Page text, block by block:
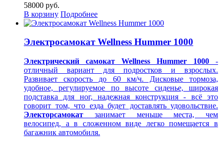
58000 руб.
В корзину Подробнее
Электросамокат Wellness Hummer 1000
Электрический самокат Wellness Hummer 1000 -
отличный вариант для подростков и взрослых.
Развивает скорость до 60 км/ч. Дисковые тормоза,
удобное, регулируемое по высоте сиденье, широкая
подставка для ног, надежная конструкция - всё это
говорит том, что езда будет доставлять удовольствие.
Электорсамокат занимает меньше места, чем
велосипед, а в сложенном виде легко помещается в
багажник автомобиля.